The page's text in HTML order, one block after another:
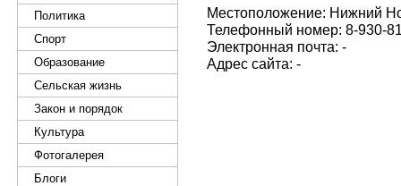
Политика
Спорт
Образование
Сельская жизнь
Закон и порядок
Культура
Фотогалерея
Блоги
Местоположение: Нижний
Телефонный номер: 8-930-
Электронная почта: -
Адрес сайта: -